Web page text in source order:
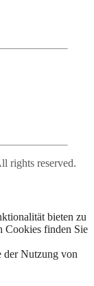
rights reserved.
bieten zu
Cookies finden Sie
Nutzung von